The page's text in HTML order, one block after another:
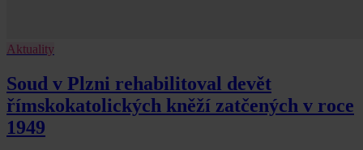
Aktuality
Soud v Plzni rehabilitoval devět
římskokatolických kněží zatčených v roce
1949